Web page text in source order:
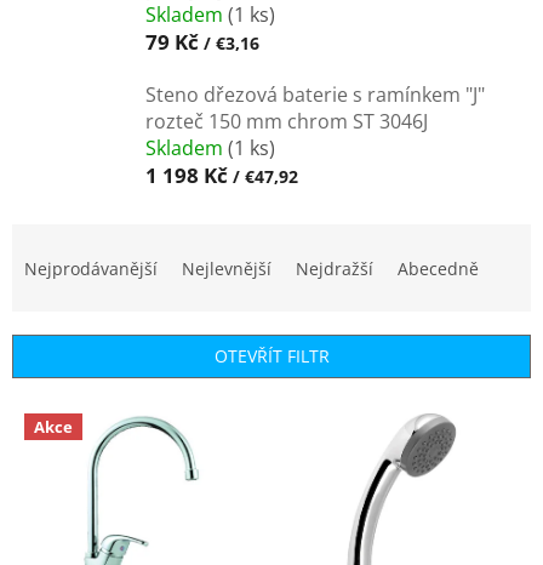
Skladem (1 ks)
79 Kč / €3,16
Steno dřezová baterie s ramínkem "J"
rozteč 150 mm chrom ST 3046J
Skladem (1 ks)
1 198 Kč / €47,92
n
í
o
Nejprodávanější Nejlevnější Nejdražší Abecedně
OTEVŘÍT FILTR
V Akce